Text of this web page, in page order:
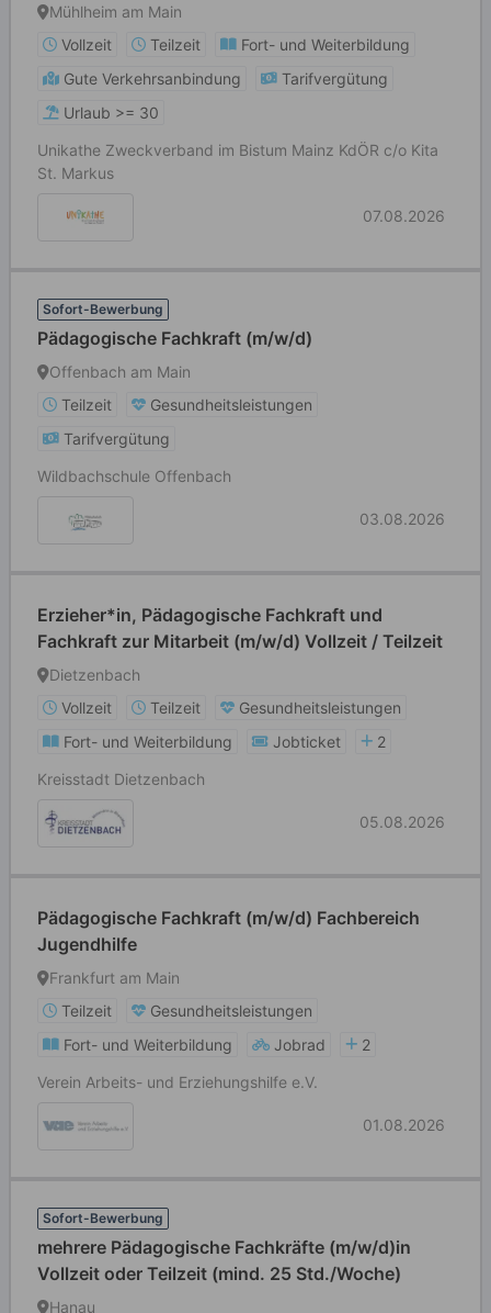
Mühlheim am Main
Vollzeit
Teilzeit
Fort- und Weiterbildung
Gute Verkehrsanbindung
Tarifvergütung
Urlaub >= 30
Unikathe Zweckverband im Bistum Mainz KdÖR c/o Kita
St. Markus
07.08.2026
Sofort-Bewerbung
Pädagogische Fachkraft (m/w/d)
Offenbach am Main
Teilzeit
Gesundheitsleistungen
Tarifvergütung
Wildbachschule Offenbach
03.08.2026
Erzieher*in, Pädagogische Fachkraft und
Fachkraft zur Mitarbeit (m/w/d) Vollzeit / Teilzeit
Dietzenbach
Vollzeit
Teilzeit
Gesundheitsleistungen
Fort- und Weiterbildung
Jobticket
2
Kreisstadt Dietzenbach
05.08.2026
Pädagogische Fachkraft (m/w/d) Fachbereich
Jugendhilfe
Frankfurt am Main
Teilzeit
Gesundheitsleistungen
Fort- und Weiterbildung
Jobrad
2
Verein Arbeits- und Erziehungshilfe e.V.
01.08.2026
Sofort-Bewerbung
mehrere Pädagogische Fachkräfte (m/w/d)in
Vollzeit oder Teilzeit (mind. 25 Std./Woche)
Hanau